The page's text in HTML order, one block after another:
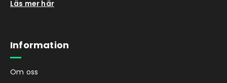
Läs mer här
Information
Om oss